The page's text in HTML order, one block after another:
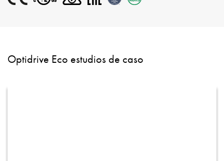
Optidrive Eco estudios de caso